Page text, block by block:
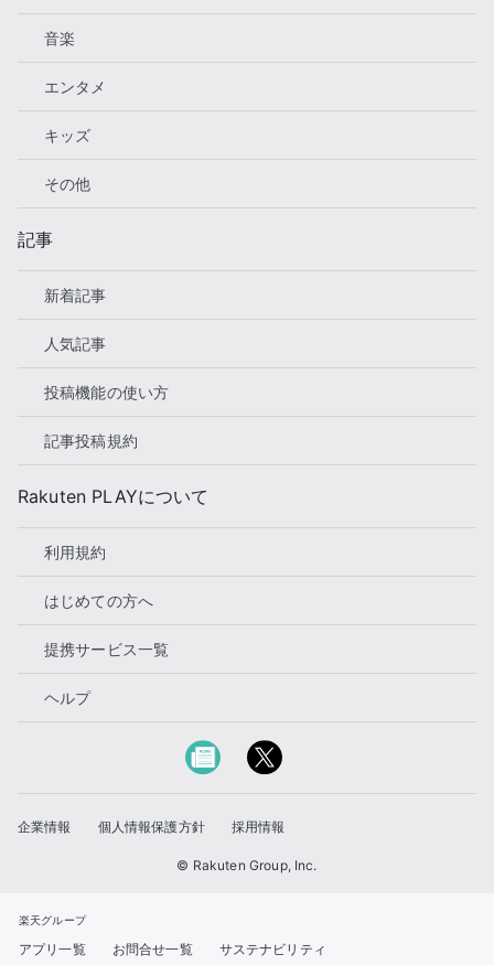
音楽
エンタメ
キッズ
その他
記事
新着記事
人気記事
投稿機能の使い方
記事投稿規約
Rakuten PLAYについて
利用規約
はじめての方へ
提携サービス一覧
ヘルプ
企業情報 個人情報保護方針 採用情報
© Rakuten Group, Inc.
楽天グループ
アプリ一覧 お問合せ一覧 サステナビリティ